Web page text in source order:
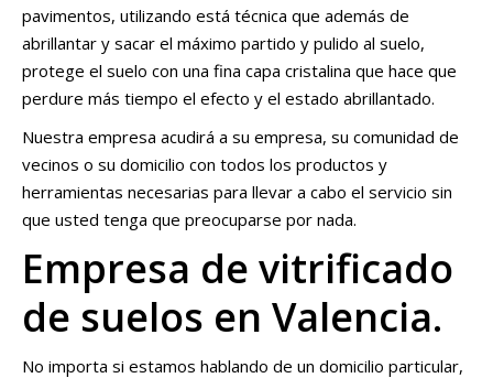
pavimentos, utilizando está técnica que además de
abrillantar y sacar el máximo partido y pulido al suelo,
protege el suelo con una fina capa cristalina que hace que
perdure más tiempo el efecto y el estado abrillantado.
Nuestra empresa acudirá a su empresa, su comunidad de
vecinos o su domicilio con todos los productos y
herramientas necesarias para llevar a cabo el servicio sin
que usted tenga que preocuparse por nada.
Empresa de vitrificado
de suelos en Valencia.
No importa si estamos hablando de un domicilio particular,